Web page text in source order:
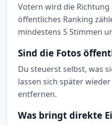
Votern wird die Richtung
öffentliches Ranking
mindestens 5 Stimmen
Sind die Fotos
Du steuerst selbst, was
lassen sich später
entfernen.
Was bringt direkte